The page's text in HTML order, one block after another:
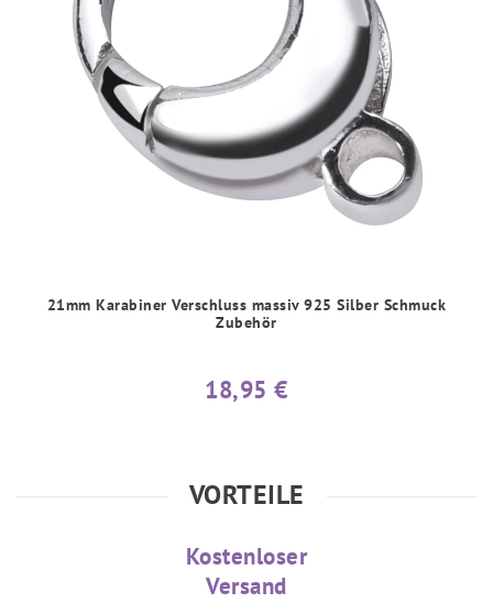
21mm Karabiner Verschluss massiv 925 Silber Schmuck
Zubehör
18,95 €
VORTEILE
Kostenloser
Versand